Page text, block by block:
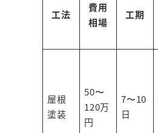
工法
費用
相場
工期
屋根
塗装
50〜
120万
円
7〜10
日